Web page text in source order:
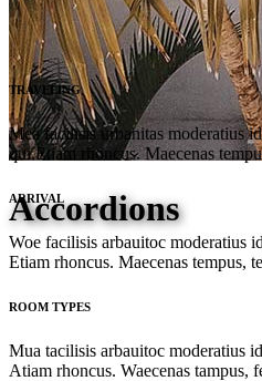
Accordions
TRAVELING
Mea facilisis urbanitas moderatius
qui.Etiam rhoncus. Maecenas
ARRIVAL
Woe facilisis arbauitoc moderatius
Etiam rhoncus. Maecenas tempus,
ROOM TYPES
Mua tacilisis arbauitoc moderatius
Atiam rhoncus. Waecenas tampus,